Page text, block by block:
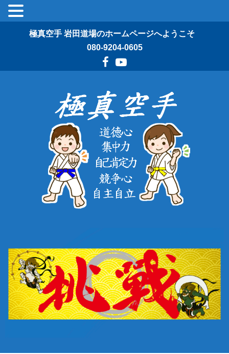
極真空手 岩田道場のホームページへようこそ
080-9204-0605